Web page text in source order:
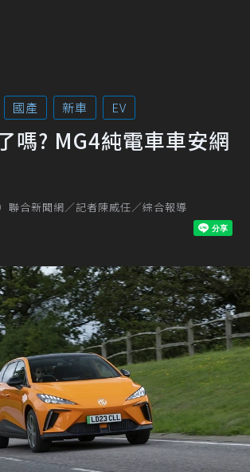
國產 新車 EV
嗎? MG4純電車車安網
聯合新聞網／記者陳威任／綜合報導